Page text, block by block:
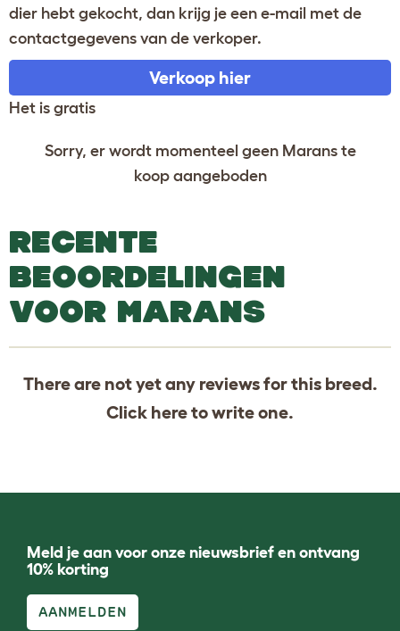
dier hebt gekocht, dan krijg je een e-mail met de
contactgegevens van de verkoper.
Verkoop hier
Het is gratis
Sorry, er wordt momenteel geen Marans te
koop aangeboden
RECENTE
BEOORDELINGEN
VOOR MARANS
There are not yet any reviews for this breed.
Click hereto write one.
Meld je aan voor onze nieuwsbrief en ontvang
10% korting
AANMELDEN